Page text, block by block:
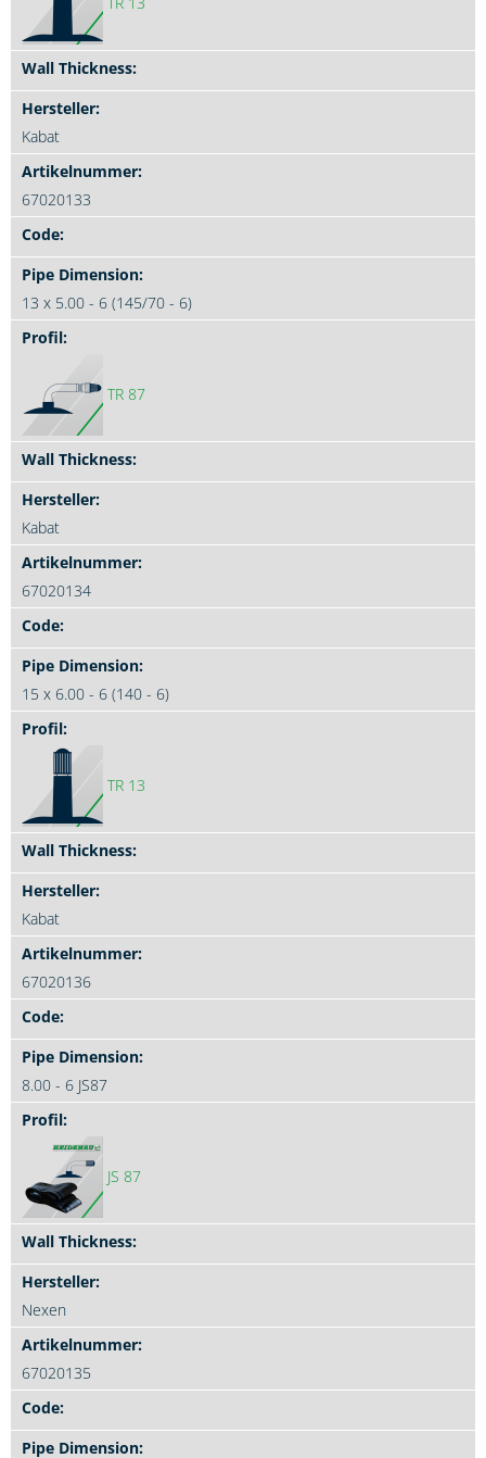
Kabat
67020133
13 x 5.00 - 6 (145/70 - 6)
TR 87
Kabat
67020134
15 x 6.00 - 6 (140 - 6)
TR 13
Kabat
67020136
8.00 - 6 JS87
JS 87
Nexen
67020135